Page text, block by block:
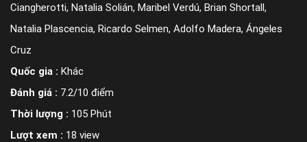
Ciangherotti, Natalia Solián, Maribel Verdú, Brian Shortall,
Natalia Plascencia, Ricardo Selmen, Adolfo Madera, Ángeles
Cruz
Quốc gia : Khác
Đánh giá : 7.2/10 điểm
Thời lượng : 105 Phút
Lượt xem : 18 view